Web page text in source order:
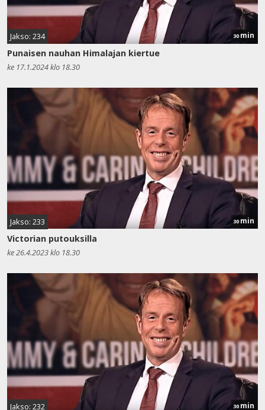
Jakso: 234 30min
Punaisen nauhan Himalajan kiertue
ke 17.1.2024 klo 18.30
Jakso: 233 30min
Victorian putouksilla
ke 26.4.2023 klo 18.30
Jakso: 232 30min